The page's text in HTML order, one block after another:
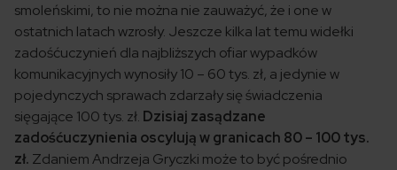
smoleńskimi, to nie można nie zauważyć, że i one w
ostatnich latach wzrosły. Jeszcze kilka lat temu widełki
zadośćuczynień dla najbliższych ofiar wypadków
komunikacyjnych wynosiły 10 – 60 tys. zł, a jedynie w
pojedynczych sprawach zdarzały się świadczenia
sięgające 100 tys. zł. Dzisiaj zasądzane
zadośćuczynienia oscylują w granicach 80 – 100 tys.
zł. Zdaniem Andrzeja Gryczki może to być pośrednio